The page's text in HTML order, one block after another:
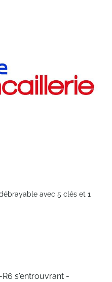
avec 5 clés et 1
R6 s'entrouvrant -